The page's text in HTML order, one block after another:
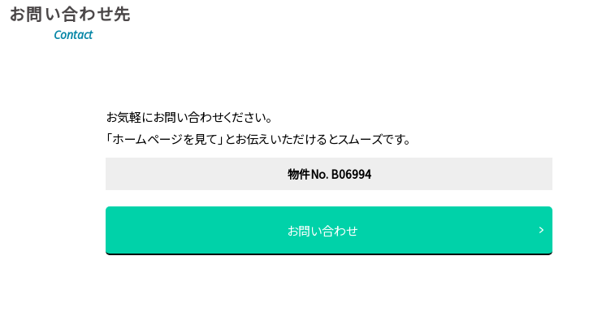
お問い合わせ先
Contact
お気軽にお問い合わせください。
「ホームページを見て」とお伝えいただけるとスムーズです。
物件No. B06994
お問い合わせ